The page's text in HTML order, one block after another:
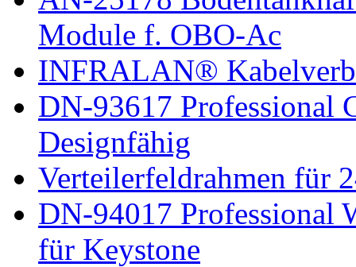
Module f. OBO-Ac
INFRALAN®
DN-93617 Professional
Designfähig
Verteilerfeldrahmen für
DN-94017 Professional
für Keystone